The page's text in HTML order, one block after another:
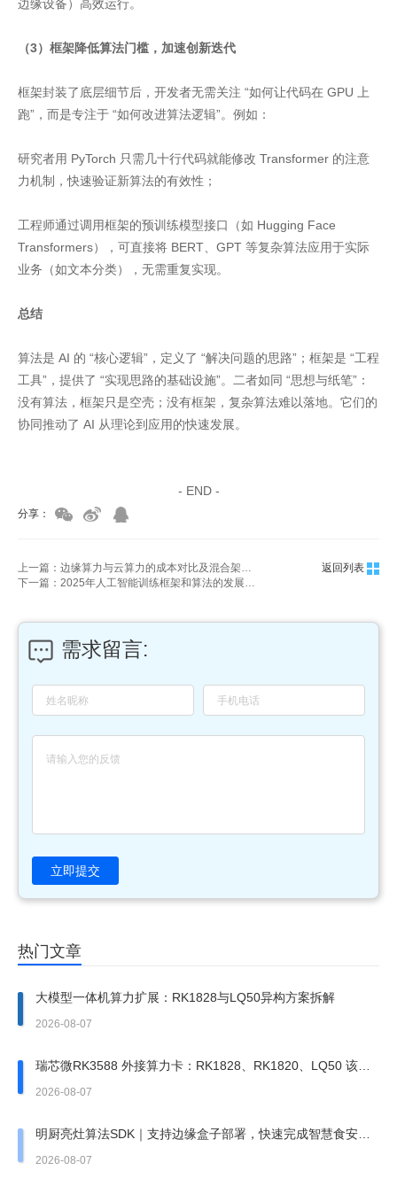
边缘设备）高效运行。
（3）框架降低算法门槛，加速创新迭代
框架封装了底层细节后，开发者无需关注 “如何让代码在 GPU 上
跑”，而是专注于 “如何改进算法逻辑”。例如：
研究者用 PyTorch 只需几十行代码就能修改 Transformer 的注意
力机制，快速验证新算法的有效性；
工程师通过调用框架的预训练模型接口（如 Hugging Face
Transformers），可直接将 BERT、GPT 等复杂算法应用于实际
业务（如文本分类），无需重复实现。
总结
算法是 AI 的 “核心逻辑”，定义了 “解决问题的思路”；框架是 “工程
工具”，提供了 “实现思路的基础设施”。二者如同 “思想与纸笔”：
没有算法，框架只是空壳；没有框架，复杂算法难以落地。它们的
协同推动了 AI 从理论到应用的快速发展。
- END -
分享：
上一篇：边缘算力与云算力的成本对比及混合架构优化
返回列表
下一篇：2025年人工智能训练框架和算法的发展前景如何？
需求留言:
立即提交
热门文章
大模型一体机算力扩展：RK1828与LQ50异构方案拆解
2026-08-07
瑞芯微RK3588 外接算力卡：RK1828、RK1820、LQ50 该上
哪一张？
2026-08-07
明厨亮灶算法SDK｜支持边缘盒子部署，快速完成智慧食安改
造
2026-08-07